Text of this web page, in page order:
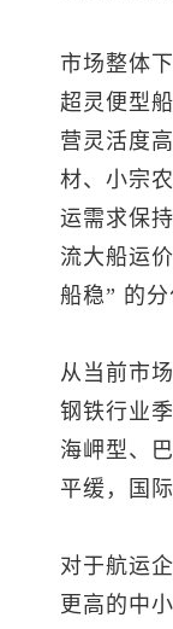
市场整体
超灵便型
营灵活度
材、小宗
运需求保
流大船运
船稳” 的分
从当前市
钢铁行业
海岬型、
平缓，国
对于航运
更高的中